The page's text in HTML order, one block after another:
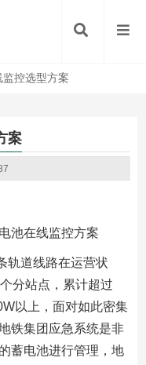
控选型方案
案
池在线监控方案
道线路在运营状
分站点，累计超过
以上，面对如此密集
铁集团应急系统是非
蓄电池进行管理，地